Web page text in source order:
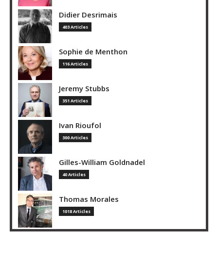
Didier Desrimais
403 Articles
Sophie de Menthon
116 Articles
Jeremy Stubbs
351 Articles
Ivan Rioufol
300 Articles
Gilles-William Goldnadel
40 Articles
Thomas Morales
1018 Articles